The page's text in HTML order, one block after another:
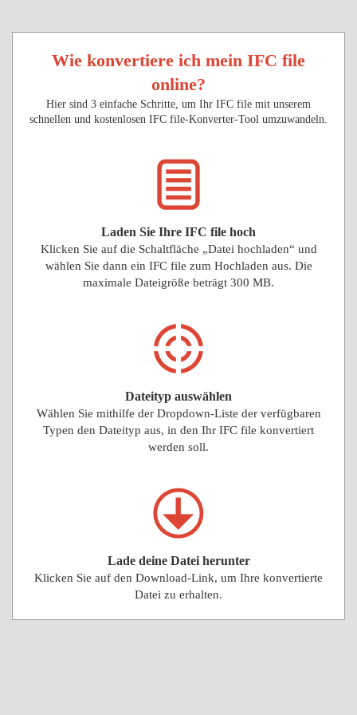
Wie konvertiere ich mein IFC file
online?
Hier sind 3 einfache Schritte, um Ihr IFC file mit unserem
schnellen und kostenlosen IFC file-Konverter-Tool umzuwandeln.
Laden Sie Ihre IFC file hoch
Klicken Sie auf die Schaltfläche „Datei hochladen“ und
wählen Sie dann ein IFC file zum Hochladen aus. Die
maximale Dateigröße beträgt 300 MB.
Dateityp auswählen
Wählen Sie mithilfe der Dropdown-Liste der verfügbaren
Typen den Dateityp aus, in den Ihr IFC file konvertiert
werden soll.
Lade deine Datei herunter
Klicken Sie auf den Download-Link, um Ihre konvertierte
Datei zu erhalten.